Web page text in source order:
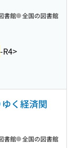
-R4>
書館 全国の図書館
く経済関
書館 全国の図書館